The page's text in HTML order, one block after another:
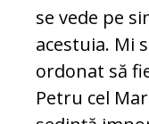
se vede pe
acestuia. Mi
ordonat să
Petru cel